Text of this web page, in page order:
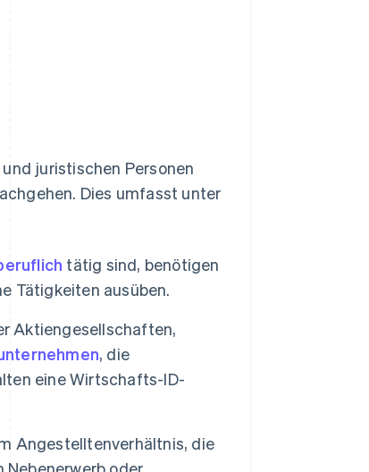
juristischen Personen
Dies umfasst unter
tätig sind, benötigen
Tätigkeiten ausüben.
Aktiengesellschaften,
, die
eine Wirtschafts-ID-
Angestelltenverhältnis, die